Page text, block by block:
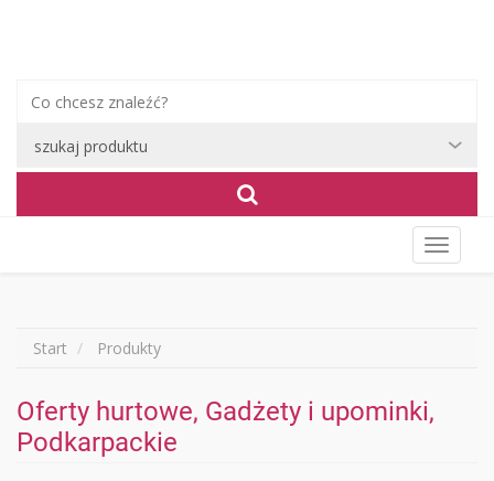
menu
Start Produkty
Oferty hurtowe, Gadżety i upominki,
Podkarpackie